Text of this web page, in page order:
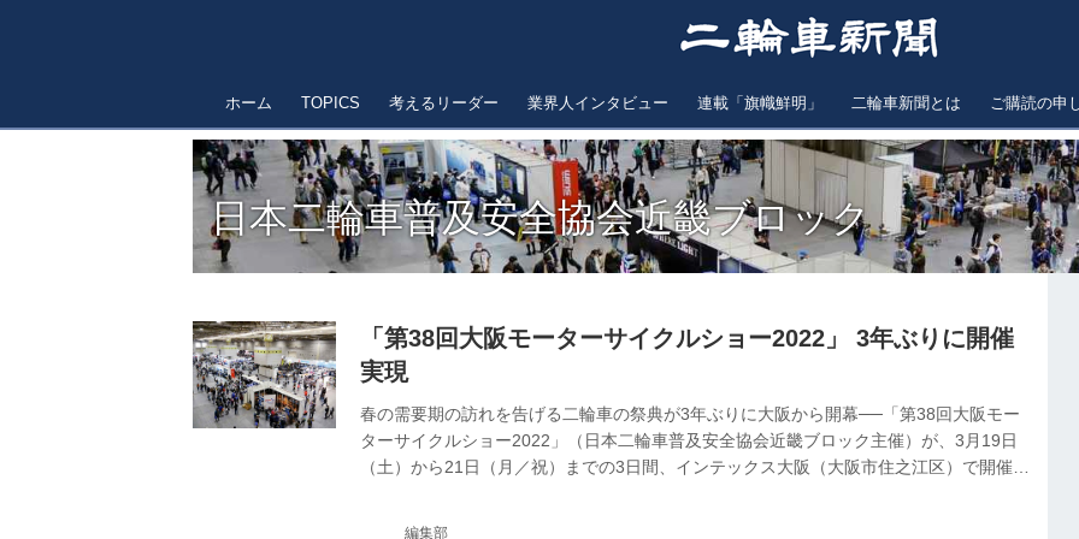
ホーム TOPICS 考えるリーダー 業界人インタビュー 連載「旗幟鮮明」 二輪車新聞とは ご購読の申
日本二輪車普及安全協会近畿ブロック
「第38回大阪モーターサイクルショー2022」 3年ぶりに開催
実現
春の需要期の訪れを告げる二輪車の祭典が3年ぶりに大阪から開幕──「第38回大阪モー
ターサイクルショー2022」（日本二輪車普及安全協会近畿ブロック主催）が、3月19日
（土）から21日（月／祝）までの3日間、インテックス大阪（大阪市住之江区）で開催。
編集部